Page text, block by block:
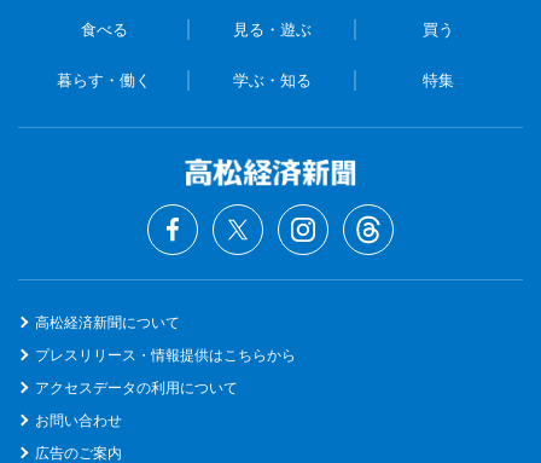
食べる 見る・遊ぶ 買う
暮らす・働く 学ぶ・知る 特集
高松経済新聞について
プレスリリース・情報提供はこちらから
アクセスデータの利用について
お問い合わせ
広告のご案内